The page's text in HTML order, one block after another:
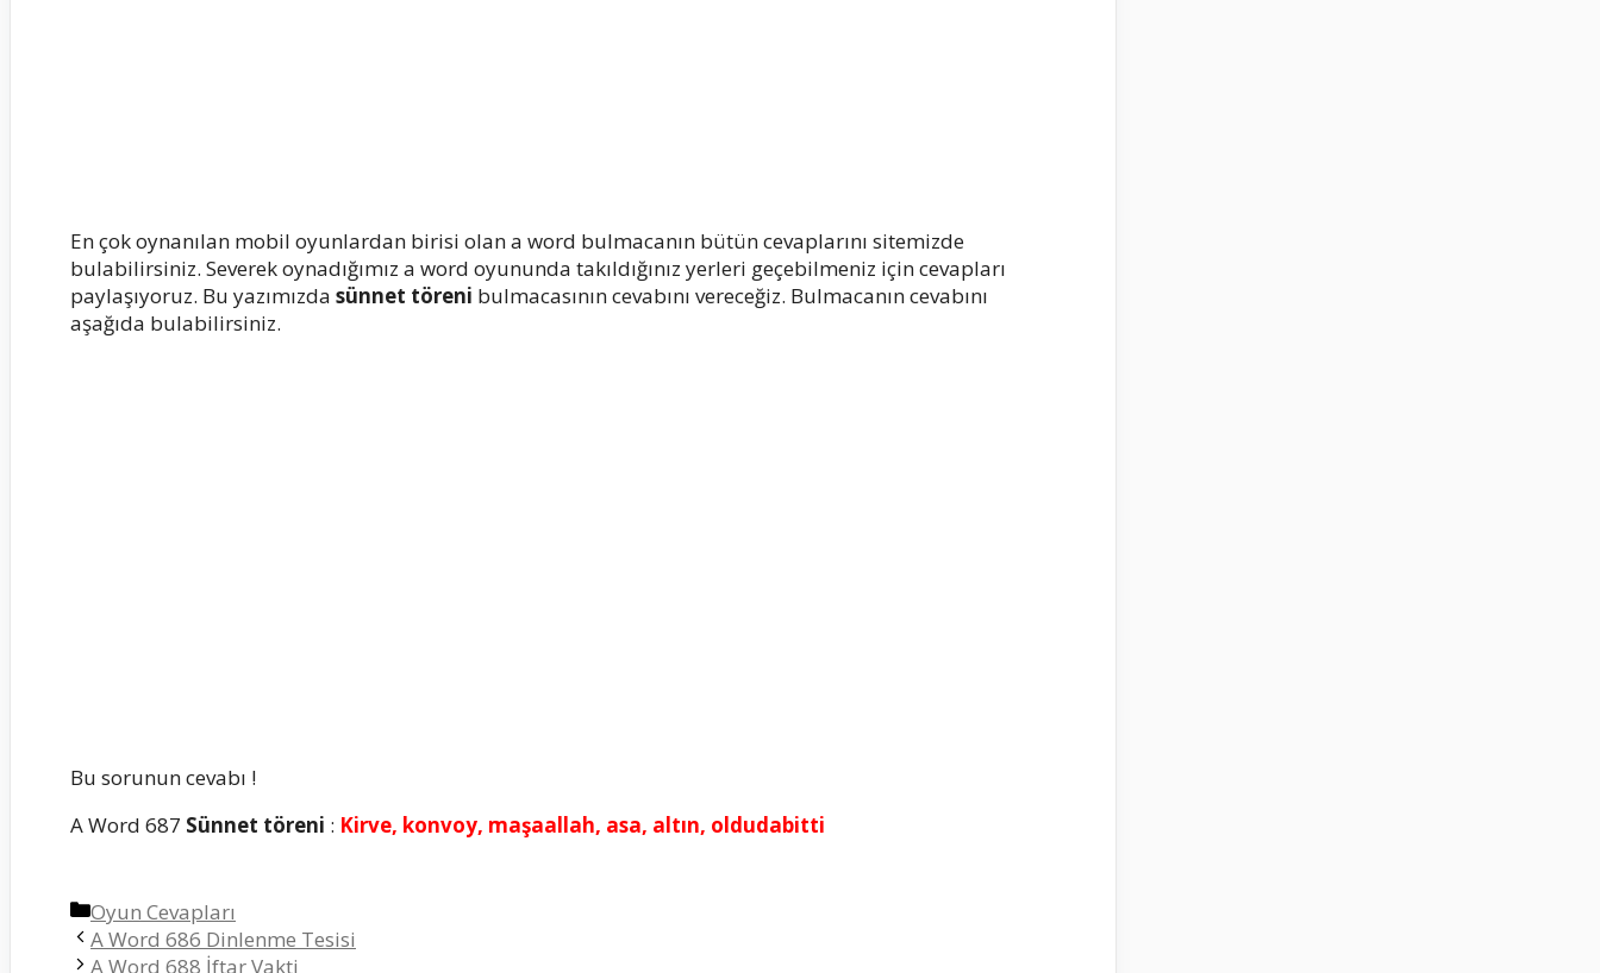
En çok oynanılan mobil oyunlardan birisi olan a word bulmacanın bütün cevaplarını sitemizde
bulabilirsiniz. Severek oynadığımız a word oyununda takıldığınız yerleri geçebilmeniz için cevapları
paylaşıyoruz. Bu yazımızda sünnet töreni bulmacasının cevabını vereceğiz. Bulmacanın cevabını
aşağıda bulabilirsiniz.
Bu sorunun cevabı !
A Word 687 Sünnet töreni : Kirve, konvoy, maşaallah, asa, altın, oldudabitti
Kategoriler
Oyun Cevapları
A Word 686 Dinlenme Tesisi
A Word 688 İftar Vakti